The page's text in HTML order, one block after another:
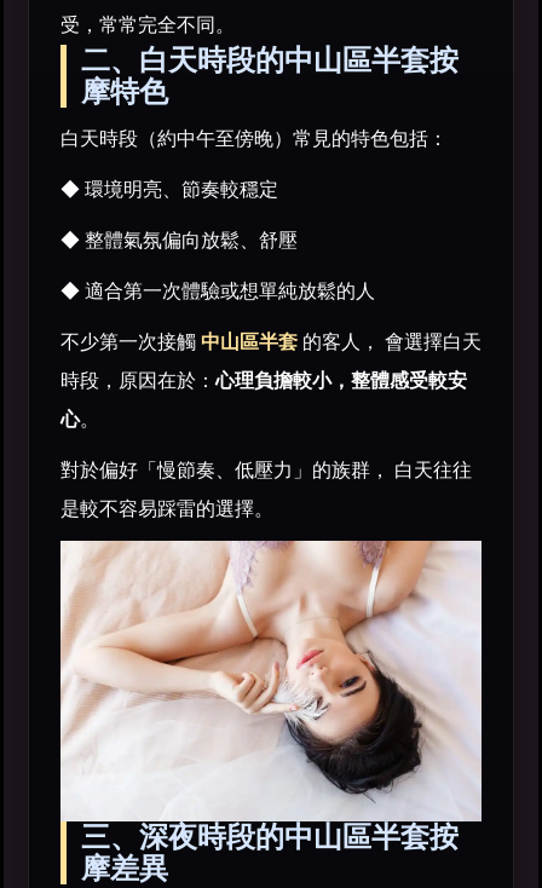
受，常常完全不同。
二、白天時段的中山區半套按
摩特色
白天時段（約中午至傍晚）常見的特色包括：
◆ 環境明亮、節奏較穩定
◆ 整體氣氛偏向放鬆、舒壓
◆ 適合第一次體驗或想單純放鬆的人
不少第一次接觸 中山區半套 的客人， 會選擇白天
時段，原因在於：心理負擔較小，整體感受較安
心。
對於偏好「慢節奏、低壓力」的族群， 白天往往
是較不容易踩雷的選擇。
三、深夜時段的中山區半套按
摩差異